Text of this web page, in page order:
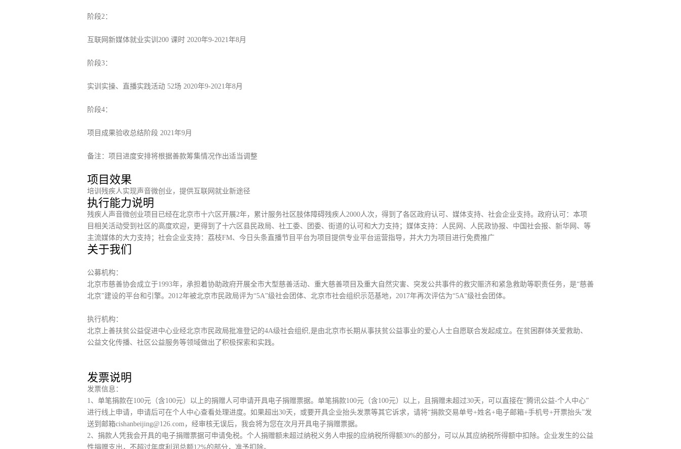
阶段2：
互联网新媒体就业实训200 课时 2020年9-2021年8月
阶段3：
实训实操、直播实践活动 52场 2020年9-2021年8月
阶段4：
项目成果验收总结阶段 2021年9月
备注：项目进度安排将根据善款筹集情况作出适当调整
项目效果
培训残疾人实现声音微创业，提供互联网就业新途径
执行能力说明
残疾人声音微创业项目已经在北京市十六区开展2年，累计服务社区肢体障碍残疾人2000人次，得到了各区政府认可、媒体支持、社会企业支持。政府认可：本项
目相关活动受到社区的高度欢迎，更得到了十六区县民政局、社工委、团委、街道的认可和大力支持；媒体支持：人民网、人民政协报、中国社会报、新华网、等
主流媒体的大力支持；社会企业支持：荔枝FM、今日头条直播节目平台为项目提供专业平台运营指导，并大力为项目进行免费推广
关于我们
公募机构：
北京市慈善协会成立于1993年，承担着协助政府开展全市大型慈善活动、重大慈善项目及重大自然灾害、突发公共事件的救灾赈济和紧急救助等职责任务，是“慈善
北京”建设的平台和引擎。2012年被北京市民政局评为“5A”级社会团体、北京市社会组织示范基地，2017年再次评估为“5A”级社会团体。
执行机构：
北京上善扶贫公益促进中心业经北京市民政局批准登记的4A级社会组织,是由北京市长期从事扶贫公益事业的爱心人士自愿联合发起成立。在贫困群体关爱救助、
公益文化传播、社区公益服务等领域做出了积极探索和实践。
发票说明
发票信息：
1、单笔捐款在100元（含100元）以上的捐赠人可申请开具电子捐赠票据。单笔捐款100元（含100元）以上，且捐赠未超过30天，可以直接在“腾讯公益-个人中心”
进行线上申请，申请后可在个人中心查看处理进度。如果超出30天，或要开具企业抬头发票等其它诉求，请将“捐款交易单号+姓名+电子邮箱+手机号+开票抬头”发
送到邮箱cishanbeijing@126.com，经审核无误后，我会将为您在次月开具电子捐赠票据。
2、捐款人凭我会开具的电子捐赠票据可申请免税。个人捐赠额未超过纳税义务人申报的应纳税所得额30%的部分，可以从其应纳税所得额中扣除。企业发生的公益
性捐赠支出，不超过年度利润总额12%的部分，准予扣除。